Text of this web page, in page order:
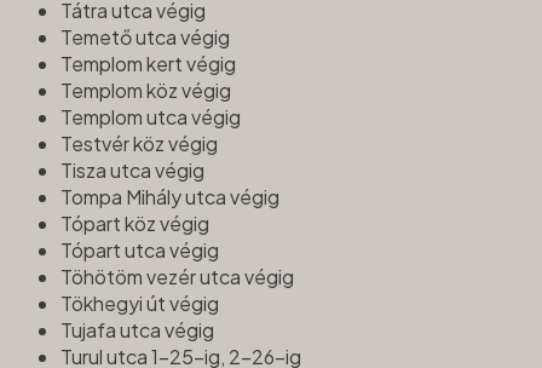
Tátra utca végig
Temető utca végig
Templom kert végig
Templom köz végig
Templom utca végig
Testvér köz végig
Tisza utca végig
Tompa Mihály utca végig
Tópart köz végig
Tópart utca végig
Töhötöm vezér utca végig
Tökhegyi út végig
Tujafa utca végig
Turul utca 1-25-ig, 2-26-ig